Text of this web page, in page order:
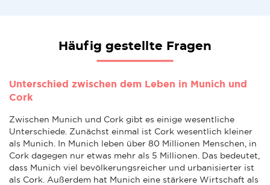
Häufig gestellte Fragen
Unterschied zwischen dem Leben in Munich und
Cork
Zwischen Munich und Cork gibt es einige wesentliche
Unterschiede. Zunächst einmal ist Cork wesentlich kleiner
als Munich. In Munich leben über 80 Millionen Menschen, in
Cork dagegen nur etwas mehr als 5 Millionen. Das bedeutet,
dass Munich viel bevölkerungsreicher und urbanisierter ist
als Cork. Außerdem hat Munich eine stärkere Wirtschaft als